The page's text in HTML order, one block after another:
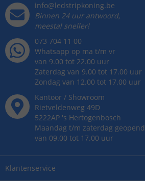
Klantenservice
info@ledstripkoning.be
Binnen 24 uur antwoord,
meestal sneller!
073 704 11 00
Whatsapp op ma t/m vr
van 9.00 tot 22.00 uur
Zaterdag van 9.00 tot 17.00 uur
Zondag van 12.00 tot 17.00 uur
Kantoor / Showroom
Rietveldenweg 49D
5222AP 's Hertogenbosch
Maandag t/m zaterdag geopend
van 09.00 tot 17.00 uur